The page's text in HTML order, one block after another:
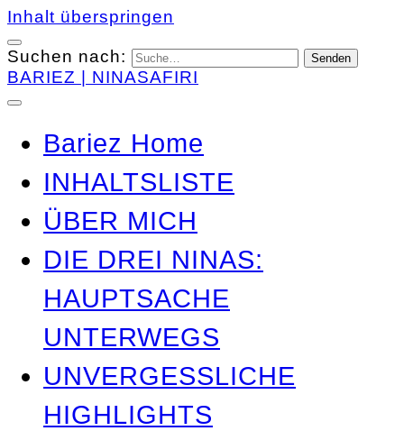
Inhalt überspringen
Suchen nach:
BARIEZ | NINASAFIRI
Bariez Home
INHALTSLISTE
ÜBER MICH
DIE DREI NINAS:
HAUPTSACHE
UNTERWEGS
UNVERGESSLICHE
HIGHLIGHTS